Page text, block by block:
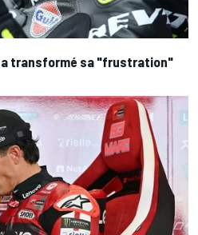
a transformé sa "frustration"